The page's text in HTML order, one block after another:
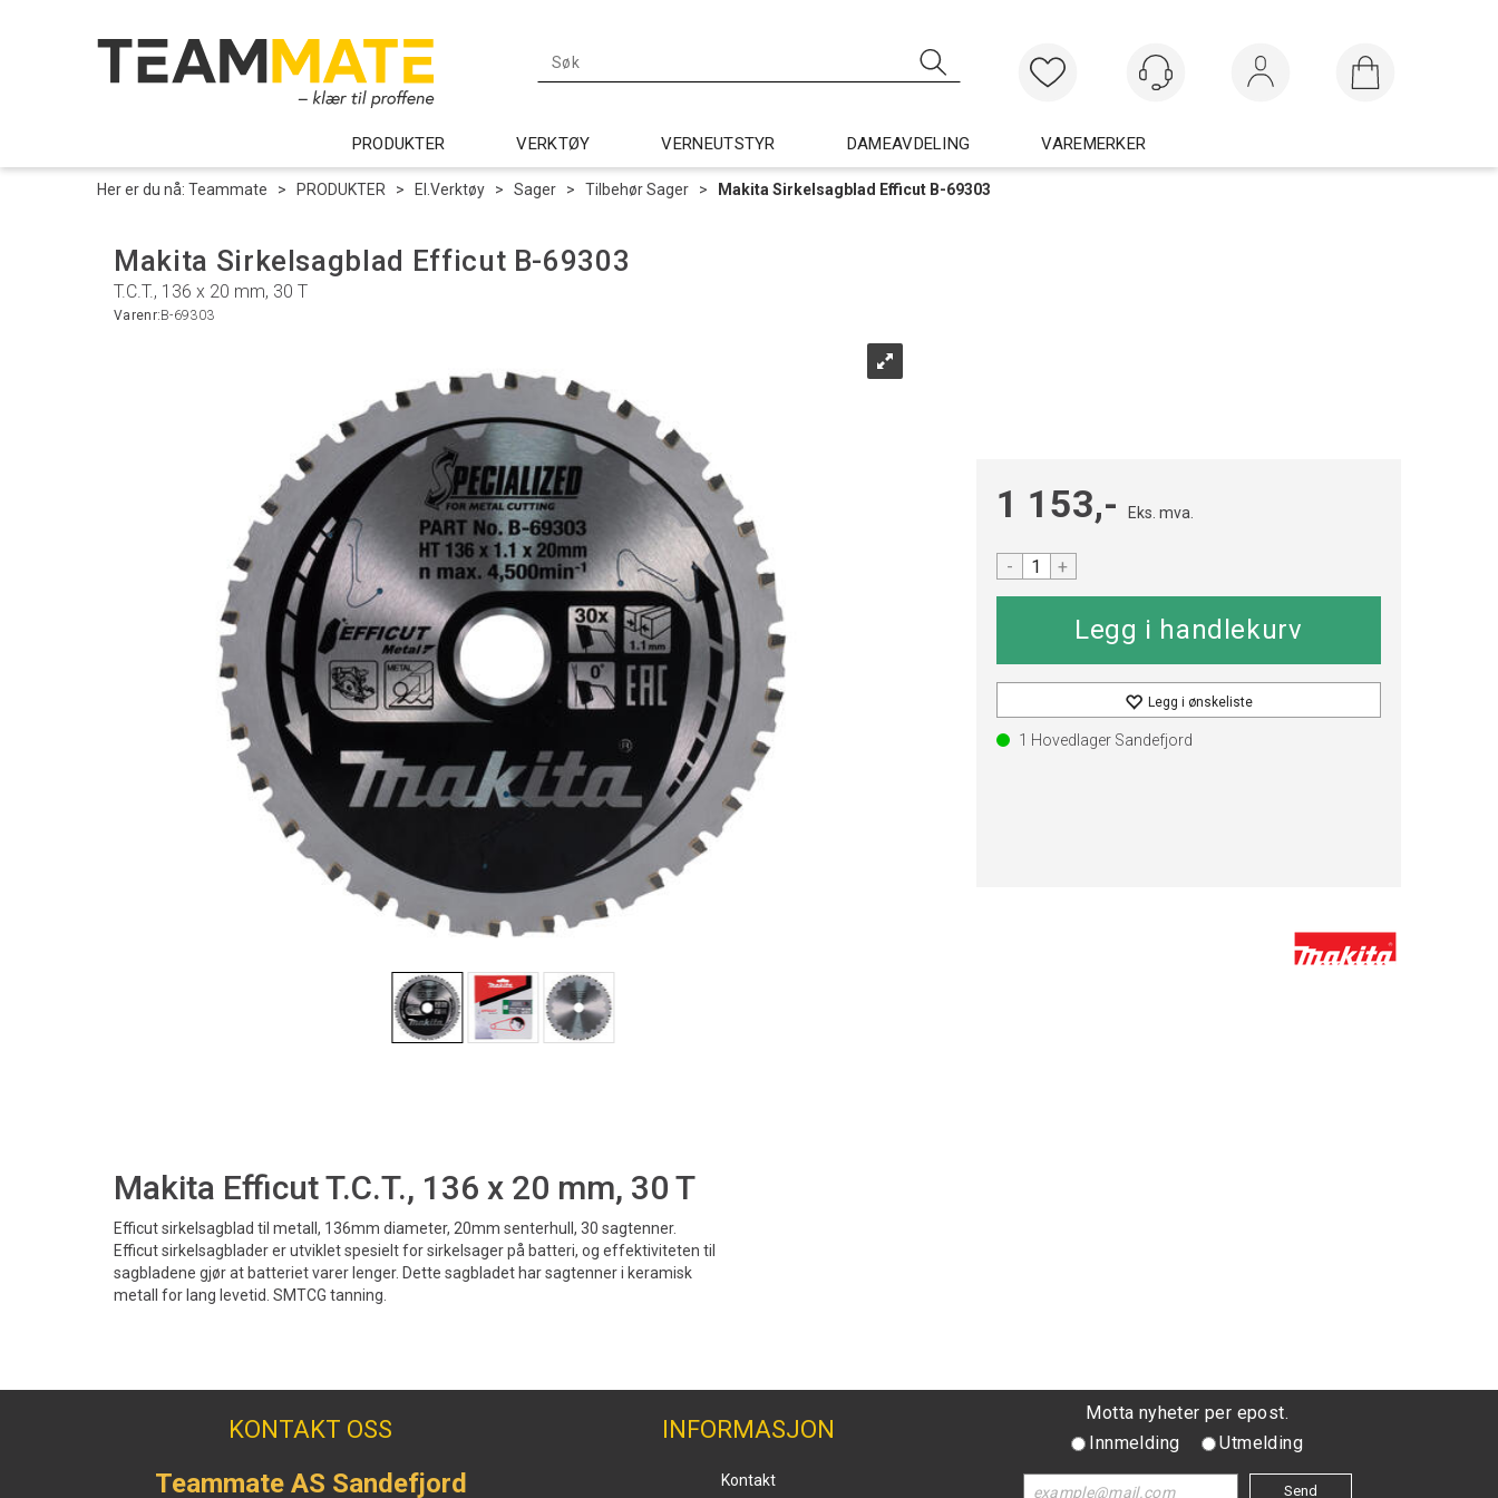
PRODUKTER VERKTØY VERNEUTSTYR DAMEAVDELING VAREMERKER
Her er du nå: Teammate > PRODUKTER > El.Verktøy > Sager > Tilbehør Sager > Makita Sirkelsagblad Efficut B-69303
Makita Sirkelsagblad Efficut B-69303
T.C.T., 136 x 20 mm, 30 T
Varenr:B-69303
Eks. mva.
1 153,-
- +
Legg i ønskeliste
1 Hovedlager Sandefjord
Makita Efficut T.C.T., 136 x 20 mm, 30 T
Efficut sirkelsagblad til metall, 136mm diameter, 20mm senterhull, 30 sagtenner.
Efficut sirkelsagblader er utviklet spesielt for sirkelsager på batteri, og effektiviteten til
sagbladene gjør at batteriet varer lenger. Dette sagbladet har sagtenner i keramisk
metall for lang levetid. SMTCG tanning.
KONTAKT OSS
Teammate AS Sandefjord
INFORMASJON
Kontakt
Motta nyheter per epost.
Innmelding
Utmelding